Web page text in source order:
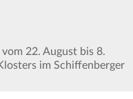
22. August bis 8.
im Schiffenberger